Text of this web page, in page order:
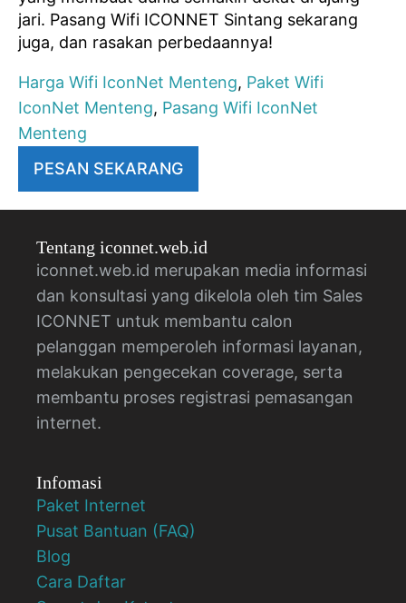
jari. Pasang Wifi ICONNET Sintang sekarang
juga, dan rasakan perbedaannya!
Harga Wifi IconNet Menteng, Paket Wifi
IconNet Menteng, Pasang Wifi IconNet
Menteng
PESAN SEKARANG
Tentang iconnet.web.id
iconnet.web.id merupakan media informasi
dan konsultasi yang dikelola oleh tim Sales
ICONNET untuk membantu calon
pelanggan memperoleh informasi layanan,
melakukan pengecekan coverage, serta
membantu proses registrasi pemasangan
internet.
Infomasi
Paket Internet
Pusat Bantuan (FAQ)
Blog
Cara Daftar